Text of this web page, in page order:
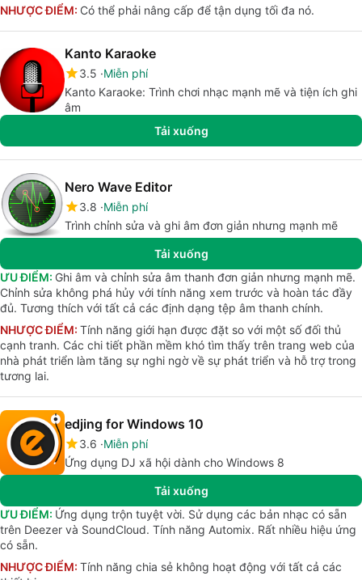
NHƯỢC ĐIỂM: Có thể phải nâng cấp để tận dụng tối đa nó.
Kanto Karaoke
3.5 Miễn phí
Kanto Karaoke: Trình chơi nhạc mạnh mẽ và tiện ích ghi
âm
Tải xuống
Nero Wave Editor
3.8 Miễn phí
Trình chỉnh sửa và ghi âm đơn giản nhưng mạnh mẽ
Tải xuống
ƯU ĐIỂM: Ghi âm và chỉnh sửa âm thanh đơn giản nhưng mạnh mẽ.
Chỉnh sửa không phá hủy với tính năng xem trước và hoàn tác đầy
đủ. Tương thích với tất cả các định dạng tệp âm thanh chính.
NHƯỢC ĐIỂM: Tính năng giới hạn được đặt so với một số đối thủ
cạnh tranh. Các chi tiết phần mềm khó tìm thấy trên trang web của
nhà phát triển làm tăng sự nghi ngờ về sự phát triển và hỗ trợ trong
tương lai.
edjing for Windows 10
3.6 Miễn phí
Ứng dụng DJ xã hội dành cho Windows 8
Tải xuống
ƯU ĐIỂM: Ứng dụng trộn tuyệt vời. Sử dụng các bản nhạc có sẵn
trên Deezer và SoundCloud. Tính năng Automix. Rất nhiều hiệu ứng
có sẵn.
NHƯỢC ĐIỂM: Tính năng chia sẻ không hoạt động với tất cả các